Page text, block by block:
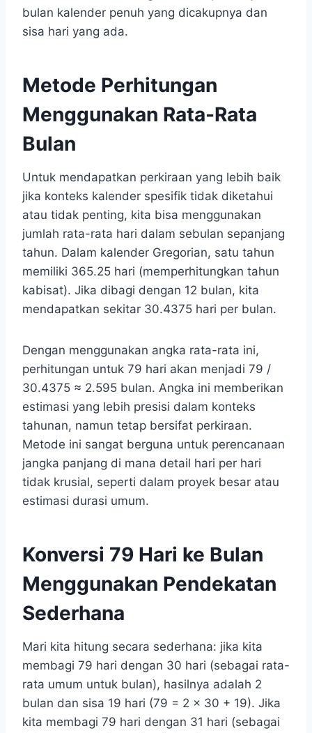
bulan kalender penuh yang dicakupnya dan
sisa hari yang ada.
Metode Perhitungan
Menggunakan Rata-Rata
Bulan
Untuk mendapatkan perkiraan yang lebih baik
jika konteks kalender spesifik tidak diketahui
atau tidak penting, kita bisa menggunakan
jumlah rata-rata hari dalam sebulan sepanjang
tahun. Dalam kalender Gregorian, satu tahun
memiliki 365.25 hari (memperhitungkan tahun
kabisat). Jika dibagi dengan 12 bulan, kita
mendapatkan sekitar 30.4375 hari per bulan.
Dengan menggunakan angka rata-rata ini,
perhitungan untuk 79 hari akan menjadi 79 /
30.4375 ≈ 2.595 bulan. Angka ini memberikan
estimasi yang lebih presisi dalam konteks
tahunan, namun tetap bersifat perkiraan.
Metode ini sangat berguna untuk perencanaan
jangka panjang di mana detail hari per hari
tidak krusial, seperti dalam proyek besar atau
estimasi durasi umum.
Konversi 79 Hari ke Bulan
Menggunakan Pendekatan
Sederhana
Mari kita hitung secara sederhana: jika kita
membagi 79 hari dengan 30 hari (sebagai rata-
rata umum untuk bulan), hasilnya adalah 2
bulan dan sisa 19 hari (79 = 2 x 30 + 19). Jika
kita membagi 79 hari dengan 31 hari (sebagai